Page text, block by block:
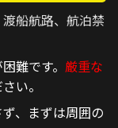
船航路、航泊禁
難です。 厳重な
い。
、まずは周囲の